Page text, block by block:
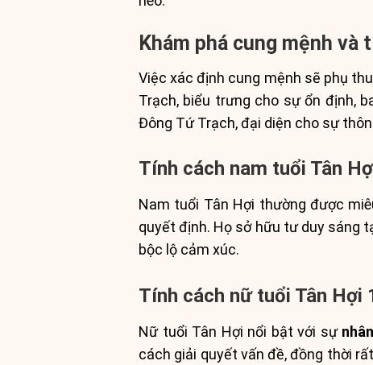
Khám phá cung mệnh và
Việc xác định cung mệnh sẽ phụ
Trạch, biểu trưng cho sự ổn định,
Đông Tứ Trạch, đại diện cho sự
Tính cách nam tuổi Tân
Nam tuổi Tân Hợi thường được
quyết định. Họ sở hữu tư duy sáng
bộc lộ cảm xúc.
Tính cách nữ tuổi Tân Hợi
Nữ tuổi Tân Hợi nổi bật với sự
cách giải quyết vấn đề, đồng thời